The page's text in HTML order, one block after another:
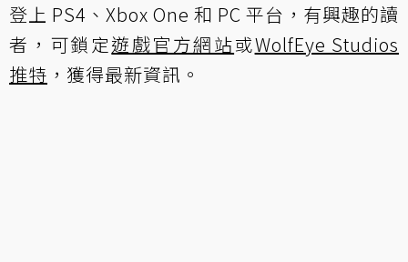
登上 PS4、Xbox One 和 PC 平台，有興趣的讀
者，可鎖定遊戲官方網站或WolfEye Studios
推特 ，獲得最新資訊。